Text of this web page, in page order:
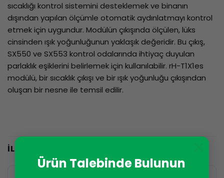
Ürün Talebinde Bulunun
sıcaklığı kontrol sistemini desteklemek ve binanın
dışından yapılan ölçümle otomatik aydınlatmayı kontrol
etmek için uygundur. Modülün çıkışında ölçülen, lüks
cinsinden ışık yoğunluğunun yaklaşık değeridir. Bu çıkış,
SX550 ve SX553 kontrol odalarında ihtiyaç duyulan
parlaklık eşiklerini belirlemek için kullanılabilir. rH-T1X1es
modülü, bir sıcaklık çıkışı ve bir ışık yoğunluğu çıkışından
oluşan bir nesne ile temsil edilir.
İLGILI ÜRÜNLER